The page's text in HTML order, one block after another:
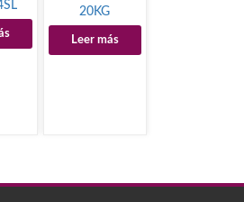
20KG
Leer más